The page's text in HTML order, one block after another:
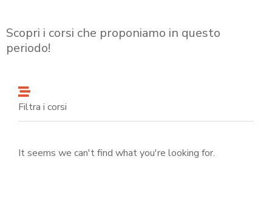
Scopri i corsi che proponiamo in questo
periodo!
Filtra i corsi
It seems we can't find what you're looking for.